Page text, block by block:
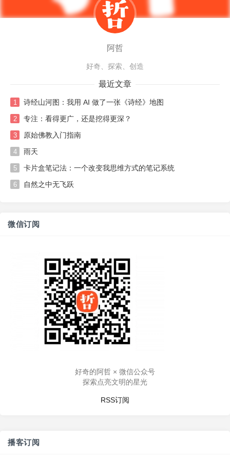
阿哲
好奇、探索、创造
最近文章
1 诗经山河图：我用 AI 做了一张《诗经》地图
2 专注：看得更广，还是挖得更深？
3 原始佛教入门指南
4 雨天
5 卡片盒笔记法：一个改变我思维方式的笔记系统
6 自然之中无飞跃
微信订阅
好奇的阿哲 × 微信公众号
探索点亮文明的星光
RSS订阅
播客订阅